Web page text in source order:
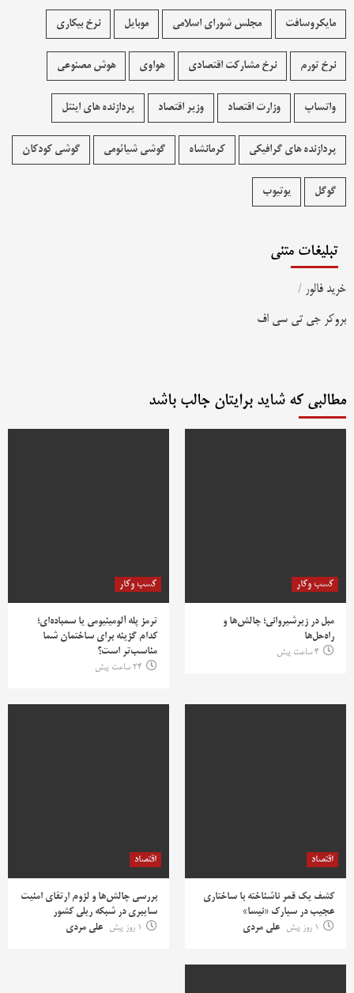
مایکروسافت مجلس شورای اسلامی موبایل نرخ بیکاری
نرخ تورم نرخ مشارکت اقتصادی هواوی هوش مصنوعی
واتساپ وزارت اقتصاد وزیر اقتصاد پردازنده های اینتل
پردازنده های گرافیکی کرمانشاه گوشی شیائومی گوشی کودکان
گوگل یوتیوب
تبلیغات متنی
خرید فالور /
بروکر جی تی سی اف
مطالبی که شاید برایتان جالب باشد
کسب وکار
مبل در زیرشیروانی؛ چالش‌ها و
راه‌حل‌ها
4 ساعت پیش
کسب وکار
ترمز پله آلومینیومی یا سمباده‌ای؛
کدام گزینه برای ساختمان شما
مناسب‌تر است؟
24 ساعت پیش
اقتصاد
کشف یک قمر ناشناخته با ساختاری
عجیب در سیارک «نیسا»
1 روز پیش
علی مردی
اقتصاد
بررسی چالش‌ها و لزوم ارتقای امنیت
سایبری در شبکه ریلی کشور
1 روز پیش
علی مردی